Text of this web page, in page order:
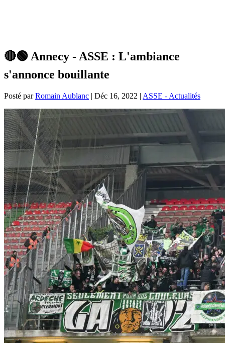
🔴🟢 Annecy - ASSE : L'ambiance
s'annonce bouillante
Posté parRomain Aublanc | Déc 16, 2022 | ASSE - Actualités